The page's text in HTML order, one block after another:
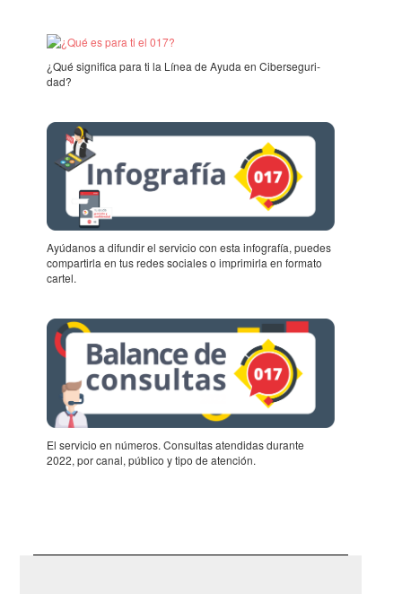
¿Qué signi­fica para ti la Línea de Ayuda en Ciber­se­gu­ri­
dad?
Ayúda­nos a difun­dir el servi­cio con esta info­gra­fía, puedes
compar­tirla en tus redes soci­a­les o impri­mirla en formato
cartel.
El servi­cio en núme­ros. Consul­tas aten­di­das durante
2022, por canal, público y tipo de aten­ción.